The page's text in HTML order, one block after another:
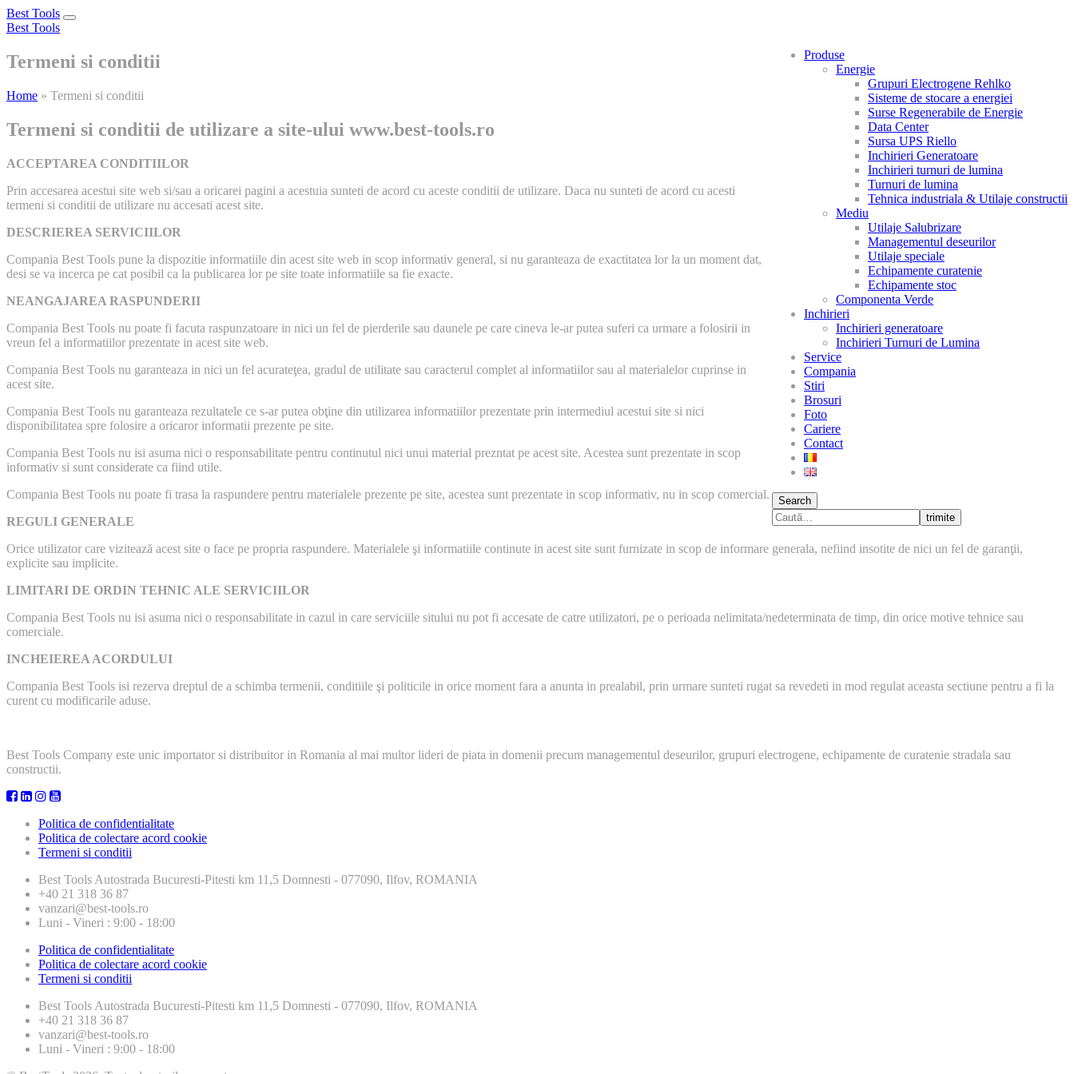
Best Tools
Toggle
Best Tools
Produse
Energie
Grupuri Electrogene Rehlko
Sisteme de stocare a energiei
Surse Regenerabile de Energie
Data Center
Sursa UPS Riello
Inchirieri Generatoare
Inchirieri turnuri de lumina
Turnuri de lumina
Tehnica industriala & Utilaje constructii
Mediu
Utilaje Salubrizare
Managementul deseurilor
Utilaje speciale
Echipamente curatenie
Echipamente stoc
Componenta Verde
Inchirieri
Inchirieri generatoare
Inchirieri Turnuri de Lumina
Service
Compania
Stiri
Brosuri
Foto
Cariere
Contact
Search
trimite
Termeni si conditii
Home » Termeni si conditii
Termeni si conditii de utilizare a site-ului www.best-tools.ro
ACCEPTAREA CONDITIILOR
Prin accesarea acestui site web si/sau a oricarei pagini a acestuia sunteti de acord cu aceste conditii de utilizare. Daca nu sunteti de acord cu acesti
termeni si conditii de utilizare nu accesati acest site.
DESCRIEREA SERVICIILOR
Compania Best Tools pune la dispozitie informatiile din acest site web in scop informativ general, si nu garanteaza de exactitatea lor la un moment dat,
desi se va incerca pe cat posibil ca la publicarea lor pe site toate informatiile sa fie exacte.
NEANGAJAREA RASPUNDERII
Compania Best Tools nu poate fi facuta raspunzatoare in nici un fel de pierderile sau daunele pe care cineva le-ar putea suferi ca urmare a folosirii in
vreun fel a informatiilor prezentate in acest site web.
Compania Best Tools nu garanteaza in nici un fel acurateţea, gradul de utilitate sau caracterul complet al informatiilor sau al materialelor cuprinse in
acest site.
Compania Best Tools nu garanteaza rezultatele ce s-ar putea obţine din utilizarea informatiilor prezentate prin intermediul acestui site si nici
disponibilitatea spre folosire a oricaror informatii prezente pe site.
Compania Best Tools nu isi asuma nici o responsabilitate pentru continutul nici unui material prezntat pe acest site. Acestea sunt prezentate in scop
informativ si sunt considerate ca fiind utile.
Compania Best Tools nu poate fi trasa la raspundere pentru materialele prezente pe site, acestea sunt prezentate in scop informativ, nu in scop comercial.
REGULI GENERALE
Orice utilizator care vizitează acest site o face pe propria raspundere. Materialele şi informatiile continute in acest site sunt furnizate in scop de informare generala, nefiind insotite de nici un fel de garanţii,
explicite sau implicite.
LIMITARI DE ORDIN TEHNIC ALE SERVICIILOR
Compania Best Tools nu isi asuma nici o responsabilitate in cazul in care serviciile sitului nu pot fi accesate de catre utilizatori, pe o perioada nelimitata/nedeterminata de timp, din orice motive tehnice sau
comerciale.
INCHEIEREA ACORDULUI
Compania Best Tools isi rezerva dreptul de a schimba termenii, conditiile şi politicile in orice moment fara a anunta in prealabil, prin urmare sunteti rugat sa revedeti in mod regulat aceasta sectiune pentru a fi la
curent cu modificarile aduse.
Best Tools Company este unic importator si distribuitor in Romania al mai multor lideri de piata in domenii precum managementul deseurilor, grupuri electrogene, echipamente de curatenie stradala sau
constructii.
Politica de confidentialitate
Politica de colectare acord cookie
Termeni si conditii
Best Tools Autostrada Bucuresti-Pitesti km 11,5 Domnesti - 077090, Ilfov, ROMANIA
+40 21 318 36 87
vanzari@best-tools.ro
Luni - Vineri : 9:00 - 18:00
Politica de confidentialitate
Politica de colectare acord cookie
Termeni si conditii
Best Tools Autostrada Bucuresti-Pitesti km 11,5 Domnesti - 077090, Ilfov, ROMANIA
+40 21 318 36 87
vanzari@best-tools.ro
Luni - Vineri : 9:00 - 18:00